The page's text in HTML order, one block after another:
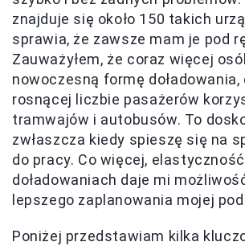
znajduje się około 150 takich
sprawia, że zawsze mam je pod
Zauważyłem, że coraz więcej
nowoczesną formę
rosnącej liczbie pasażerów
tramwajów i autobusów. To
zwłaszcza kiedy spieszę się na
do pracy. Co więcej,
doładowaniach daje mi
lepszego zaplanowania mojej
Poniżej przedstawiam kilka